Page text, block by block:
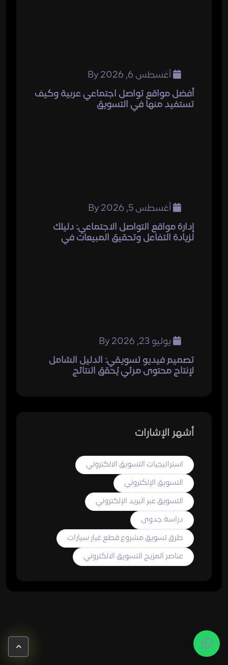
أغسطس 6, 2026
By
أفضل مواقع تواصل اجتماعي عربية وكيف
تستفيد منها في التسويق
أغسطس 5, 2026
By
إدارة مواقع التواصل الاجتماعي: دليلك
لزيادة التفاعل وتحقيق المبيعات في
يوليو 23, 2026
By
تصميم فيديو تسويقي: الدليل الشامل
لإنتاج محتوى مرئي يُحقق النتائج
أشهر الإشارات
استراتيجيات التسويق الالكتروني
التسويق الإلكتروني
التسويق عبر البريد الإلكتروني
دراسة جدوى
طرق تسويق مشروع قطع غيار سيارات
عناصر المزيج التسويق الالكتروني